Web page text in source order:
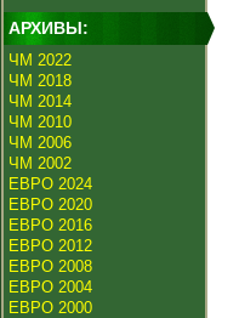
АРХИВЫ:
ЧМ 2022
ЧМ 2018
ЧМ 2014
ЧМ 2010
ЧМ 2006
ЧМ 2002
ЕВРО 2024
ЕВРО 2020
ЕВРО 2016
ЕВРО 2012
ЕВРО 2008
ЕВРО 2004
ЕВРО 2000